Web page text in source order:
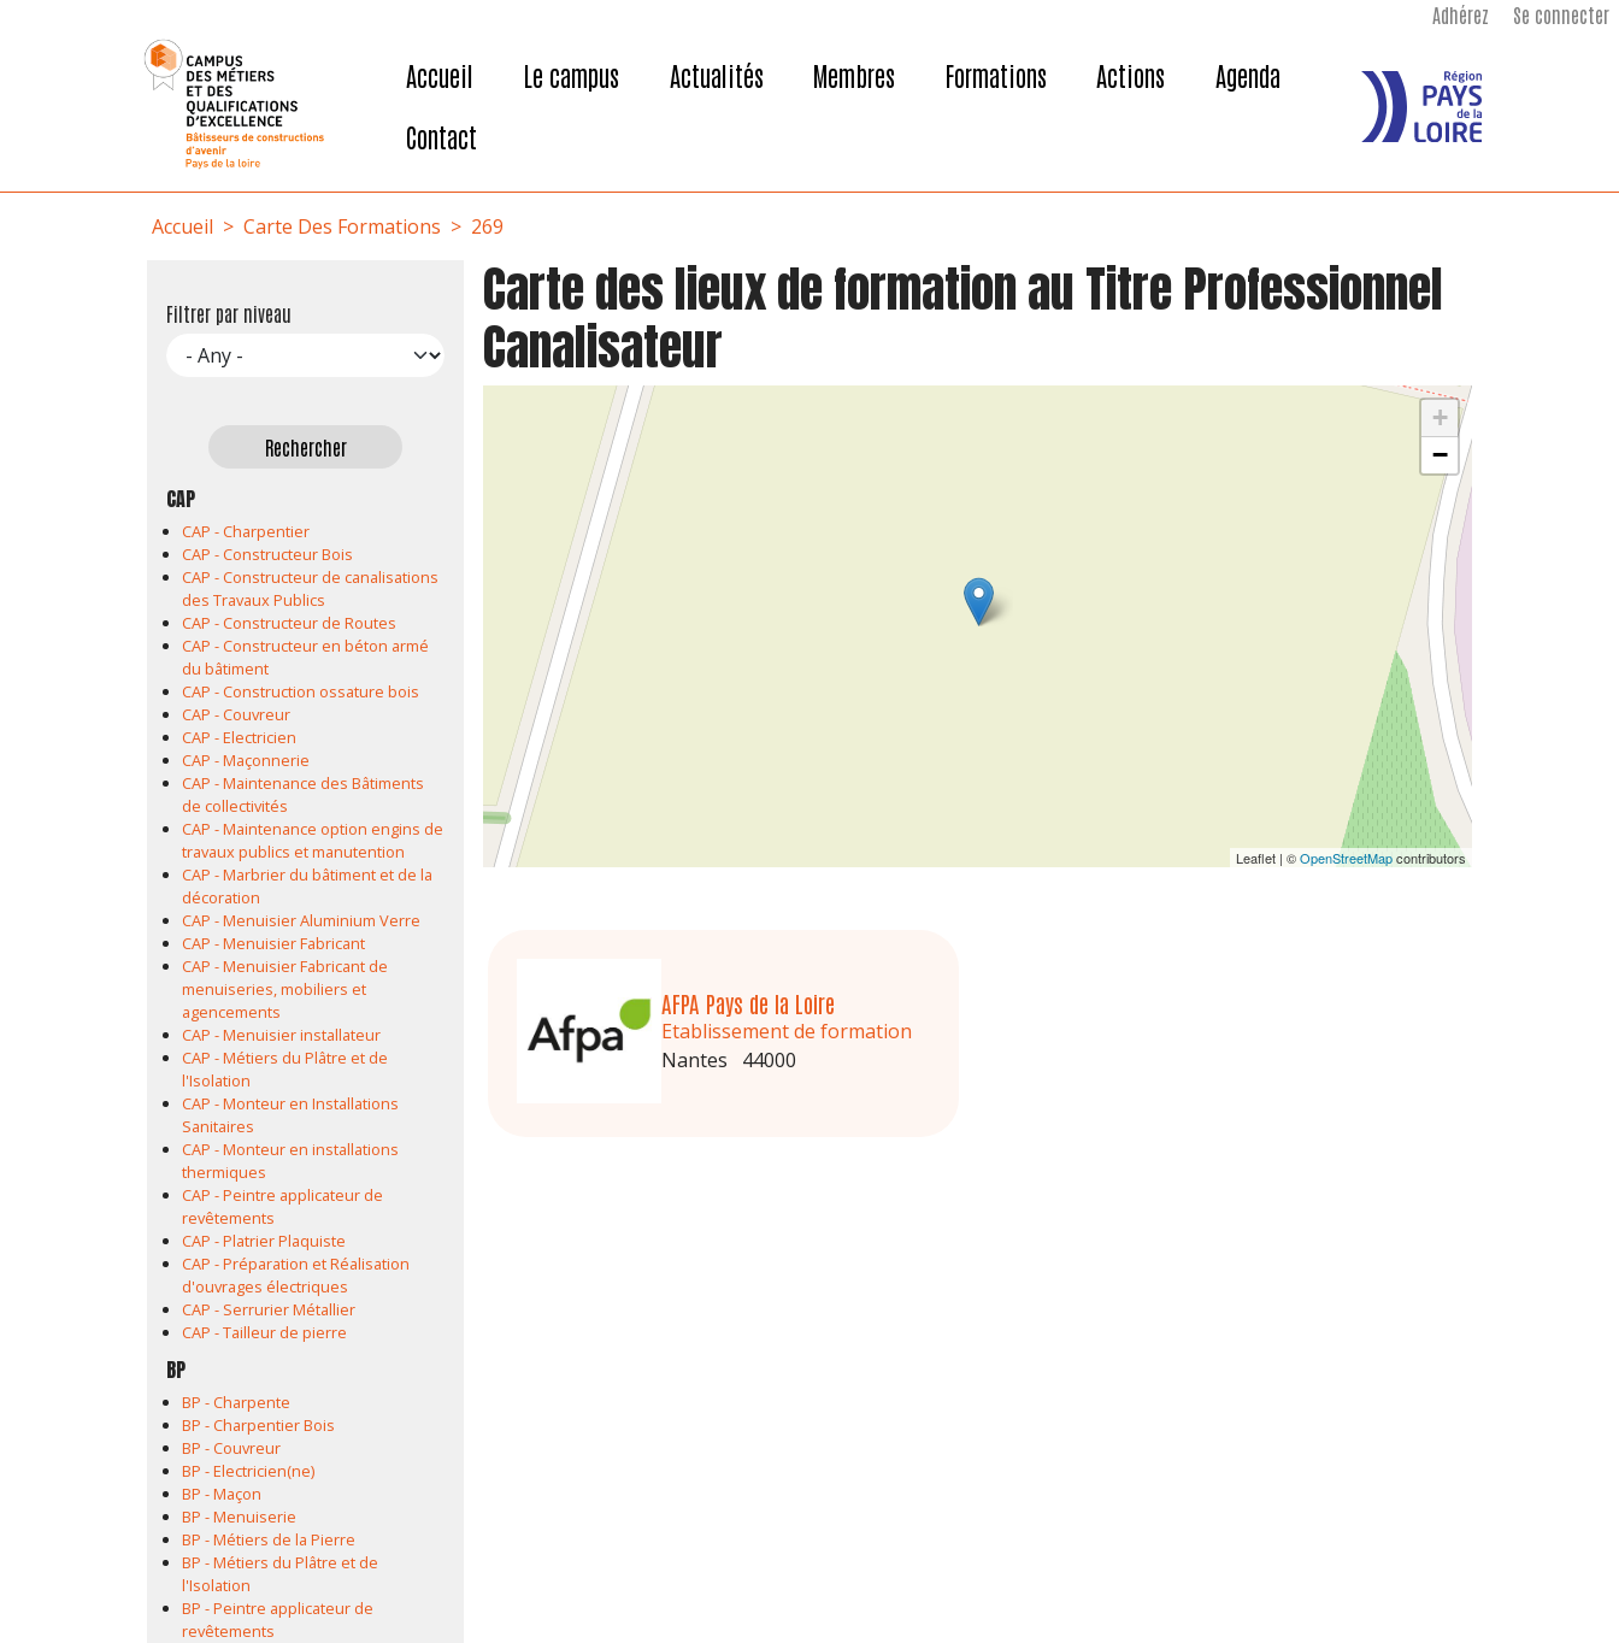
Adhérez Se connecter
Accueil Le campus Actualités Membres Formations Actions
Agenda
Contact
Fil d'Ariane
Accueil Carte Des Formations 269
Filtrer par niveau
CAP
CAP - Charpentier
CAP - Constructeur Bois
CAP - Constructeur de canalisations
des Travaux Publics
CAP - Constructeur de Routes
CAP - Constructeur en béton armé
du bâtiment
CAP - Construction ossature bois
CAP - Couvreur
CAP - Electricien
CAP - Maçonnerie
CAP - Maintenance des Bâtiments
de collectivités
CAP - Maintenance option engins de
travaux publics et manutention
CAP - Marbrier du bâtiment et de la
décoration
CAP - Menuisier Aluminium Verre
CAP - Menuisier Fabricant
CAP - Menuisier Fabricant de
menuiseries, mobiliers et
agencements
CAP - Menuisier installateur
CAP - Métiers du Plâtre et de
l'Isolation
CAP - Monteur en Installations
Sanitaires
CAP - Monteur en installations
thermiques
CAP - Peintre applicateur de
revêtements
CAP - Platrier Plaquiste
CAP - Préparation et Réalisation
d'ouvrages électriques
CAP - Serrurier Métallier
CAP - Tailleur de pierre
BP
BP - Charpente
BP - Charpentier Bois
BP - Couvreur
BP - Electricien(ne)
BP - Maçon
BP - Menuiserie
BP - Métiers de la Pierre
BP - Métiers du Plâtre et de
l'Isolation
BP - Peintre applicateur de
revêtements
Carte des lieux de formation au Titre Professionnel
Canalisateur
+
−
Leaflet | ©OpenStreetMapcontributors
AFPA Pays de la Loire
Etablissement de formation
Nantes 44000